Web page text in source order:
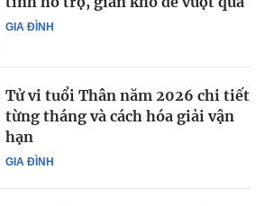
GIA ĐÌNH
GIA ĐÌNH
Tử vi tuổi Thân năm 2026 chi tiết
từng tháng và cách hóa giải vận
hạn